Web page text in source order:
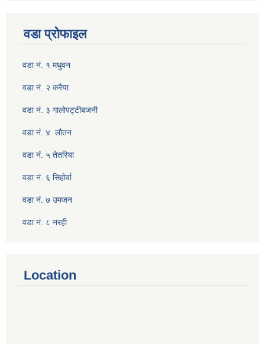
वडा प्रोफाइल
वडा नं. १ मधुवन
वडा नं. २ करैया
वडा नं. ३ गालाेपट्टीबजनी
वडा नंं. ४ लाैतन
वडा नंं. ५ तेतरिया
वडा नं. ६ सिहाेर्वा
वडा नं. ७ उमजन
वडा नं. ८ नरही
Location